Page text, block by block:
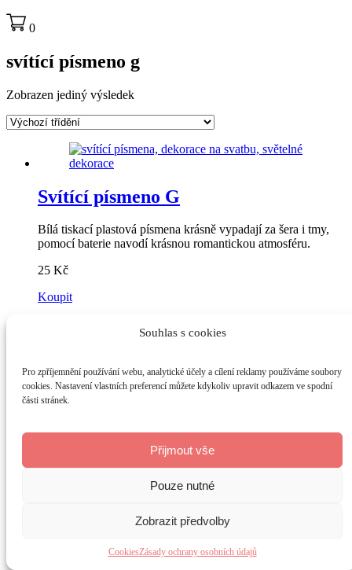
Souhlas s cookies
Pro zpříjemnění používání webu, analytické účely a cílení reklamy používáme soubory
cookies. Nastavení vlastních preferencí můžete kdykoliv upravit odkazem ve spodní
části stránek.
Přijmout vše
Pouze nutné
Zobrazit předvolby
CookiesZásady ochrany osobních údajů
0
svítící písmeno g
Zobrazen jediný výsledek
Svítící písmeno G
Bílá tiskací plastová písmena krásně vypadají za šera i tmy,
pomocí baterie navodí krásnou romantickou atmosféru.
25 Kč
Koupit
O nás
pomůže vykouzlit dokonalý den za výhodné ceny!
Nabízíme široký výběr svatebních dekorací.
Mezi naše další služby patří také koordinace svateb,
svatební tabule a dekorování obřadu.
Odkazy
Obchodní
Tomáš Gažůr